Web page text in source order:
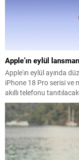
Apple’ın eylül
Apple'ın eylül ayında
iPhone 18 Pro serisi ve
akıllı telefonu